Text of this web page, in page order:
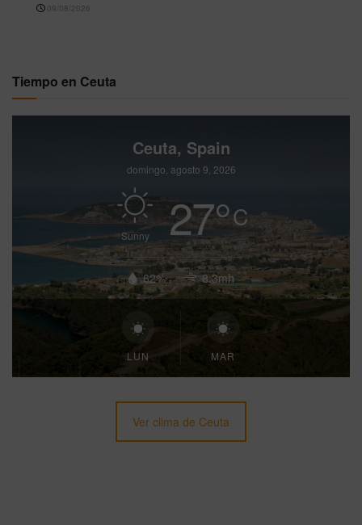
09/08/2026
Tiempo en Ceuta
Ceuta, Spain
domingo, agosto 9, 2026
Sunny 27°C
62% 8.3mh
LUN MAR
Ver clima de Ceuta